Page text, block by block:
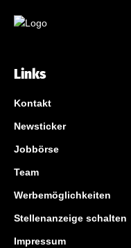
Links
Kontakt
Newsticker
Jobbörse
Team
Werbemöglichkeiten
Stellenanzeige schalten
Impressum